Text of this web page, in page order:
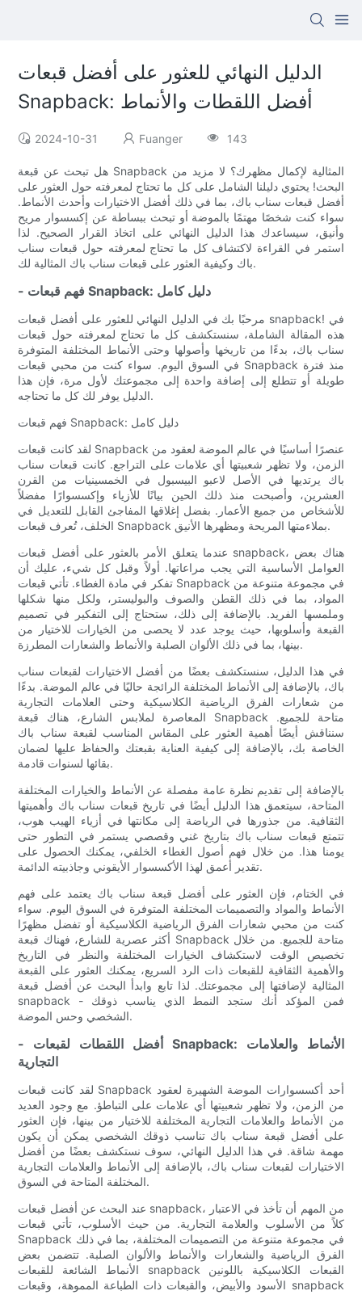
الدليل النهائي للعثور على أفضل قبعات
Snapback: أفضل اللقطات والأنماط
2024-10-31 Fuanger 143
هل تبحث عن قبعة Snapback المثالية لإكمال مظهرك؟ لا مزيد من
البحث! يحتوي دليلنا الشامل على كل ما تحتاج لمعرفته حول العثور على
أفضل قبعات سناب باك، بما في ذلك أفضل الاختيارات وأحدث الأنماط.
سواء كنت شخصًا مهتمًا بالموضة أو تبحث ببساطة عن إكسسوار مريح
وأنيق، سيساعدك هذا الدليل النهائي على اتخاذ القرار الصحيح. لذا
استمر في القراءة لاكتشاف كل ما تحتاج لمعرفته حول قبعات سناب
باك وكيفية العثور على قبعات سناب باك المثالية لك.
- فهم قبعات Snapback: دليل كامل
مرحبًا بك في الدليل النهائي للعثور على أفضل قبعات snapback! في
هذه المقالة الشاملة، سنستكشف كل ما تحتاج لمعرفته حول قبعات
سناب باك، بدءًا من تاريخها وأصولها وحتى الأنماط المختلفة المتوفرة
في السوق اليوم. سواء كنت من محبي قبعات Snapback منذ فترة
طويلة أو تتطلع إلى إضافة واحدة إلى مجموعتك لأول مرة، فإن هذا
الدليل يوفر لك كل ما تحتاجه.
فهم قبعات Snapback: دليل كامل
لقد كانت قبعات Snapback عنصرًا أساسيًا في عالم الموضة لعقود من
الزمن، ولا تظهر شعبيتها أي علامات على التراجع. كانت قبعات سناب
باك يرتديها في الأصل لاعبو البيسبول في الخمسينيات من القرن
العشرين، وأصبحت منذ ذلك الحين بيانًا للأزياء وإكسسوارًا مفضلاً
للأشخاص من جميع الأعمار. بفضل إغلاقها المفاجئ القابل للتعديل في
الخلف، تُعرف قبعات Snapback بملاءمتها المريحة ومظهرها الأنيق.
عندما يتعلق الأمر بالعثور على أفضل قبعات snapback، هناك بعض
العوامل الأساسية التي يجب مراعاتها. أولاً وقبل كل شيء، عليك أن
تفكر في مادة الغطاء. تأتي قبعات Snapback في مجموعة متنوعة من
المواد، بما في ذلك القطن والصوف والبوليستر، ولكل منها شكلها
وملمسها الفريد. بالإضافة إلى ذلك، ستحتاج إلى التفكير في تصميم
القبعة وأسلوبها، حيث يوجد عدد لا يحصى من الخيارات للاختيار من
بينها، بما في ذلك الألوان الصلبة والأنماط والشعارات المطرزة.
في هذا الدليل، سنستكشف بعضًا من أفضل الاختيارات لقبعات سناب
باك، بالإضافة إلى الأنماط المختلفة الرائجة حاليًا في عالم الموضة. بدءًا
من شعارات الفرق الرياضية الكلاسيكية وحتى العلامات التجارية
المعاصرة لملابس الشارع، هناك قبعة Snapback متاحة للجميع.
سنناقش أيضًا أهمية العثور على المقاس المناسب لقبعة سناب باك
الخاصة بك، بالإضافة إلى كيفية العناية بقبعتك والحفاظ عليها لضمان
بقائها لسنوات قادمة.
بالإضافة إلى تقديم نظرة عامة مفصلة عن الأنماط والخيارات المختلفة
المتاحة، سيتعمق هذا الدليل أيضًا في تاريخ قبعات سناب باك وأهميتها
الثقافية. من جذورها في الرياضة إلى مكانتها في أزياء الهيب هوب،
تتمتع قبعات سناب باك بتاريخ غني وقصصي يستمر في التطور حتى
يومنا هذا. من خلال فهم أصول الغطاء الخلفي، يمكنك الحصول على
تقدير أعمق لهذا الأكسسوار الأيقوني وجاذبيته الدائمة.
في الختام، فإن العثور على أفضل قبعة سناب باك يعتمد على فهم
الأنماط والمواد والتصميمات المختلفة المتوفرة في السوق اليوم. سواء
كنت من محبي شعارات الفرق الرياضية الكلاسيكية أو تفضل مظهرًا
أكثر عصرية للشارع، فهناك قبعة Snapback متاحة للجميع. من خلال
تخصيص الوقت لاستكشاف الخيارات المختلفة والنظر في التاريخ
والأهمية الثقافية للقبعات ذات الرد السريع، يمكنك العثور على القبعة
المثالية لإضافتها إلى مجموعتك. لذا تابع وابدأ البحث عن أفضل قبعة
snapback - فمن المؤكد أنك ستجد النمط الذي يناسب ذوقك
الشخصي وحس الموضة.
- أفضل اللقطات لقبعات Snapback: الأنماط والعلامات
التجارية
لقد كانت قبعات Snapback أحد أكسسوارات الموضة الشهيرة لعقود
من الزمن، ولا تظهر شعبيتها أي علامات على التباطؤ. مع وجود العديد
من الأنماط والعلامات التجارية المختلفة للاختيار من بينها، فإن العثور
على أفضل قبعة سناب باك تناسب ذوقك الشخصي يمكن أن يكون
مهمة شاقة. في هذا الدليل النهائي، سوف نستكشف بعضًا من أفضل
الاختيارات لقبعات سناب باك، بالإضافة إلى الأنماط والعلامات التجارية
المختلفة المتاحة في السوق.
عند البحث عن أفضل قبعات snapback، من المهم أن تأخذ في الاعتبار
كلاً من الأسلوب والعلامة التجارية. من حيث الأسلوب، تأتي قبعات
Snapback في مجموعة متنوعة من التصميمات المختلفة، بما في ذلك
الفرق الرياضية والشعارات والأنماط والألوان الصلبة. تتضمن بعض
الأنماط الشائعة للقبعات snapback القبعات الكلاسيكية باللونين
الأسود والأبيض، والقبعات ذات الطباعة المموهة، وقبعات snapback